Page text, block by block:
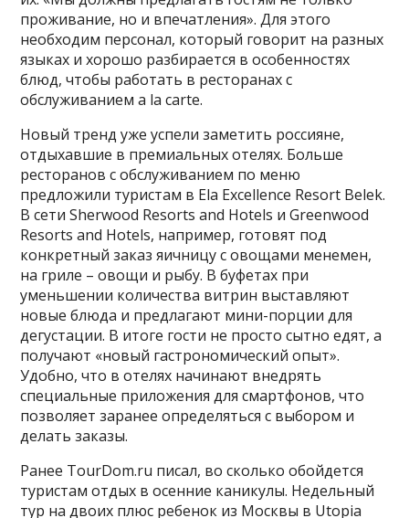
проживание, но и впечатления». Для этого
необходим персонал, который говорит на разных
языках и хорошо разбирается в особенностях
блюд, чтобы работать в ресторанах с
обслуживанием a la carte.
Новый тренд уже успели заметить россияне,
отдыхавшие в премиальных отелях. Больше
ресторанов с обслуживанием по меню
предложили туристам в Ela Excellence Resort Belek.
В сети Sherwood Resorts and Hotels и Greenwood
Resorts and Hotels, например, готовят под
конкретный заказ яичницу с овощами менемен,
на гриле – овощи и рыбу. В буфетах при
уменьшении количества витрин выставляют
новые блюда и предлагают мини-порции для
дегустации. В итоге гости не просто сытно едят, а
получают «новый гастрономический опыт».
Удобно, что в отелях начинают внедрять
специальные приложения для смартфонов, что
позволяет заранее определяться с выбором и
делать заказы.
Ранее TourDom.ru писал, во сколько обойдется
туристам отдых в осенние каникулы. Недельный
тур на двоих плюс ребенок из Москвы в Utopia